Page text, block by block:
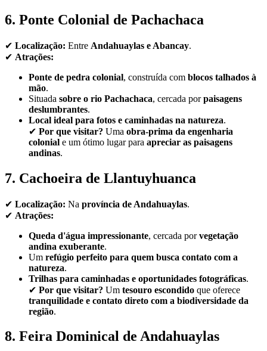
6. Ponte Colonial de Pachachaca
✔ Localização: Entre Andahuaylas e Abancay.
✔ Atrações:
Ponte de pedra colonial, construída com blocos talhados à
mão.
Situada sobre o rio Pachachaca, cercada porpaisagens
deslumbrantes.
Local ideal para fotos e caminhadas na natureza.
✔ Por que visitar? Uma obra-prima da engenharia
colonial e um ótimo lugar para apreciar as paisagens
andinas.
7. Cachoeira de Llantuyhuanca
✔ Localização: Na província de Andahuaylas.
✔ Atrações:
Queda d'água impressionante, cercada porvegetação
andina exuberante.
Um refúgio perfeito para quem busca contato com a
natureza.
Trilhas para caminhadas e oportunidades fotográficas.
✔ Por que visitar? Um tesouro escondido que oferece
tranquilidade e contato direto com a biodiversidade da
região.
8. Feira Dominical de Andahuaylas